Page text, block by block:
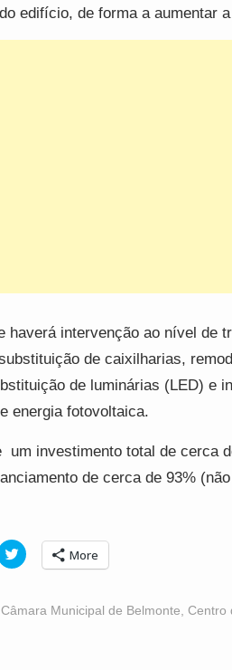
edifício, de forma a aumentar
haverá intervenção ao nível de
de caixilharias,
de luminárias (LED) e
energia fotovoltaica.
um investimento total de cerca
de cerca de 93%
Click
to
(Opens
More
Câmara Municipal de Belmonte, Centro